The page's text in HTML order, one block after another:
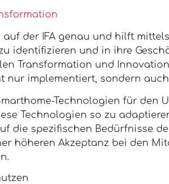
der IFA genau und hilft
identifizieren und in ihre
Transformation und
nur implementiert, sondern
Technologien für den
Technologien so zu
die spezifischen Bedürfnisse
höheren Akzeptanz bei den